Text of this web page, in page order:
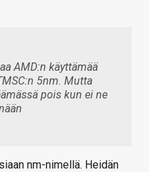
AMD:n käyttämää
5nm. Mutta
pois kun ei ne
nm-nimellä. Heidän